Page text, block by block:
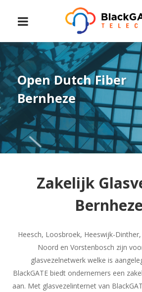
Open Dutch Fiber
Bernheze
Zakelijk
Heesch, Loosbroek, Heeswijk-
Noord en Vorstenbosch zijn
glasvezelnetwerk welke is
BlackGATE biedt ondernemers een
aan. Met glasvezelinternet van